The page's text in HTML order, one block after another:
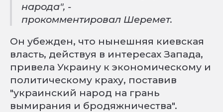
народа", -
прокомментировал Шеремет.
Он убежден, что нынешняя киевская
власть, действуя в интересах Запада,
привела Украину к экономическому и
политическому краху, поставив
"украинский народ на грань
вымирания и бродяжничества".